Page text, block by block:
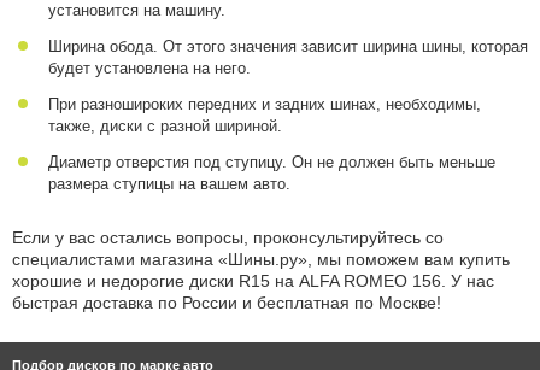
Подбор дисков по марке авто
установится на машину.
Ширина обода. От этого значения зависит ширина шины, которая
будет установлена на него.
При разношироких передних и задних шинах, необходимы,
также, диски с разной шириной.
Диаметр отверстия под ступицу. Он не должен быть меньше
размера ступицы на вашем авто.
Если у вас остались вопросы, проконсультируйтесь со
специалистами магазина «Шины.ру», мы поможем вам купить
хорошие и недорогие диски R15 на ALFA ROMEO 156. У нас
быстрая доставка по России и бесплатная по Москве!